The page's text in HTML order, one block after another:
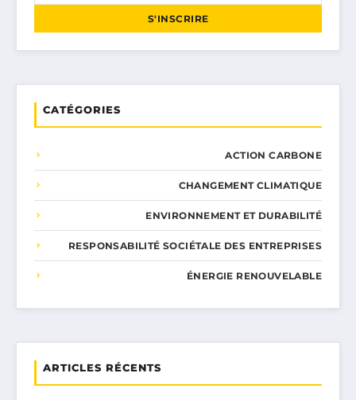
S'INSCRIRE
CATÉGORIES
ACTION CARBONE
CHANGEMENT CLIMATIQUE
ENVIRONNEMENT ET DURABILITÉ
RESPONSABILITÉ SOCIÉTALE DES ENTREPRISES
ÉNERGIE RENOUVELABLE
ARTICLES RÉCENTS